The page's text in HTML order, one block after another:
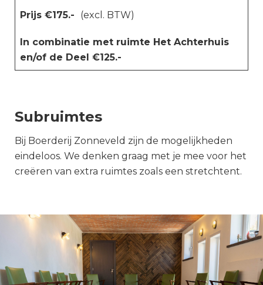
Prijs €175.- (excl. BTW)
In combinatie met ruimte Het Achterhuis
en/of de Deel €125.-
Subruimtes
Bij Boerderij Zonneveld zijn de mogelijkheden
eindeloos. We denken graag met je mee voor het
creëren van extra ruimtes zoals een stretchtent.